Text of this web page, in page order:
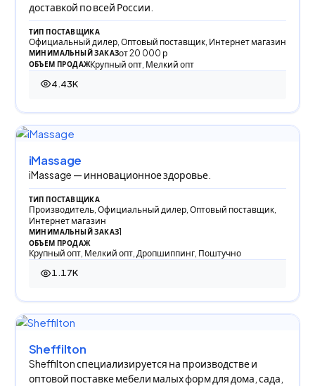
доставкой по всей России.
ТИП ПОСТАВЩИКА
Официальный дилер, Оптовый поставщик, Интернет магазин
МИНИМАЛЬНЫЙ ЗАКАЗот 20 000 р
ОБЪЕМ ПРОДАЖКрупный опт, Мелкий опт
4.43K
4 429 просмотров
iMassage
iMassage — инновационное здоровье.
ТИП ПОСТАВЩИКА
Производитель, Официальный дилер, Оптовый поставщик,
Интернет магазин
МИНИМАЛЬНЫЙ ЗАКАЗ1
ОБЪЕМ ПРОДАЖ
Крупный опт, Мелкий опт, Дропшиппинг, Поштучно
1.17K
1 167 просмотров
Sheffilton
Sheffilton специализируется на производстве и
оптовой поставке мебели малых форм для дома, сада,